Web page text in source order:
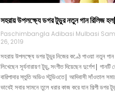
সহরায় উপলক্ষ্যে ডগর টুডুর নতুন গান রিলিজ হল|
Paschimbangla Adibasi Mulbasi
26, 2019
সহরায় উপলক্ষ্যে ডগর টুডুর নিজের কণ্ঠে গাওয়া নতুন গান
লিখেছেন সূর্যনারায়ণ টুডু, সংগীত দিয়েছেন দুর্গেশ| গানটি
বারিপাদার স্তুতি অডিও স্টুডিওতে| আদিবাসী সাঁওতাল
ভাবেই সবার সামনে তুলে ধরার কাজ করে যান শিল্পী ডগর